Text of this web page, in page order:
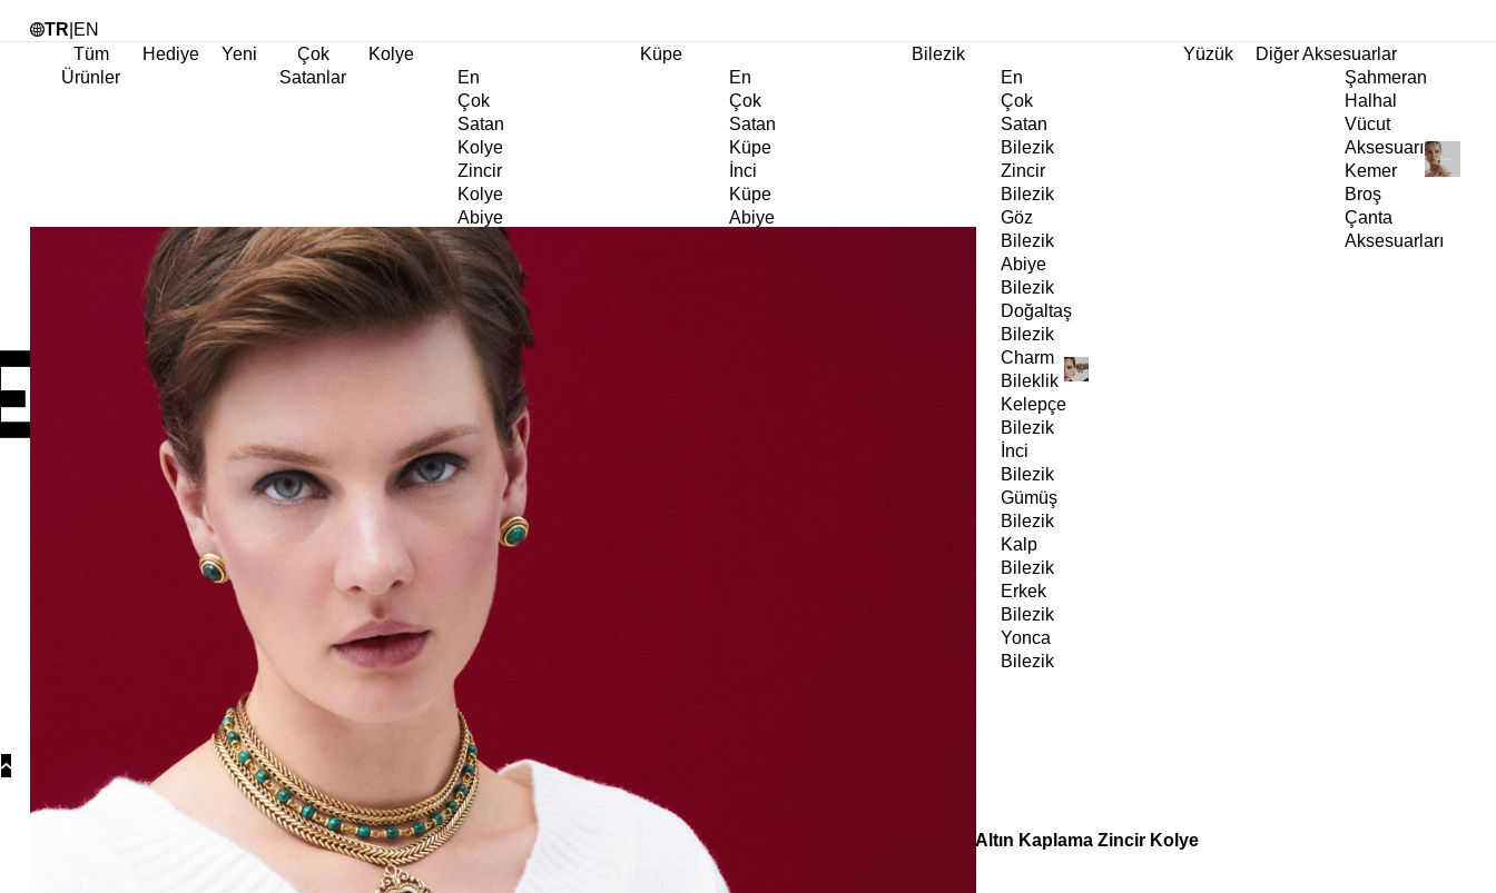
TR EN
Tüm
Ürünler
Hediye Yeni
Çok
Satanlar
Kolye
En
Çok
Satan
Kolye
Zincir
Kolye
Abiye
Kolye
Göz
Kolye
Charm
Kolye
Doğaltaş
Kolye
Kolye
Choker
Kolye
Kolye
Gümüş
Kolye
Yonca
Kolye
Küpe
En
Çok
Satan
Küpe
İnci
Küpe
Abiye
Bilezik
En
Çok
Satan
Bilezik
Zincir
Bilezik
Göz
Bilezik
Abiye
Bilezik
Doğaltaş
Bilezik
Charm
Bileklik
Kelepçe
Bilezik
İnci
Bilezik
Gümüş
Bilezik
Kalp
Bilezik
Erkek
Bilezik
Yonca
Bilezik
Yüzük
Diğer Aksesuarlar
Şahmeran
Halhal
Vücut
Aksesuarı
Kemer
Broş
Çanta
Aksesuarları
Koleksiyonlar Koleksiyonlar Spirit of Malachite Muse Kalp Charm Malahit Doğaltaş Altın Kaplama Zincir Kolye